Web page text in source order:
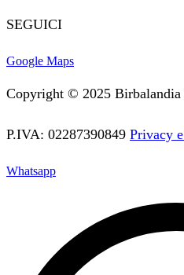
SEGUICI
Facebook
Twitter
Instagram
Youtube
Vimeo
Google Maps
Copyright © 2025 Birbalandia
P.IVA: 02287390849 Privacy
Whatsapp